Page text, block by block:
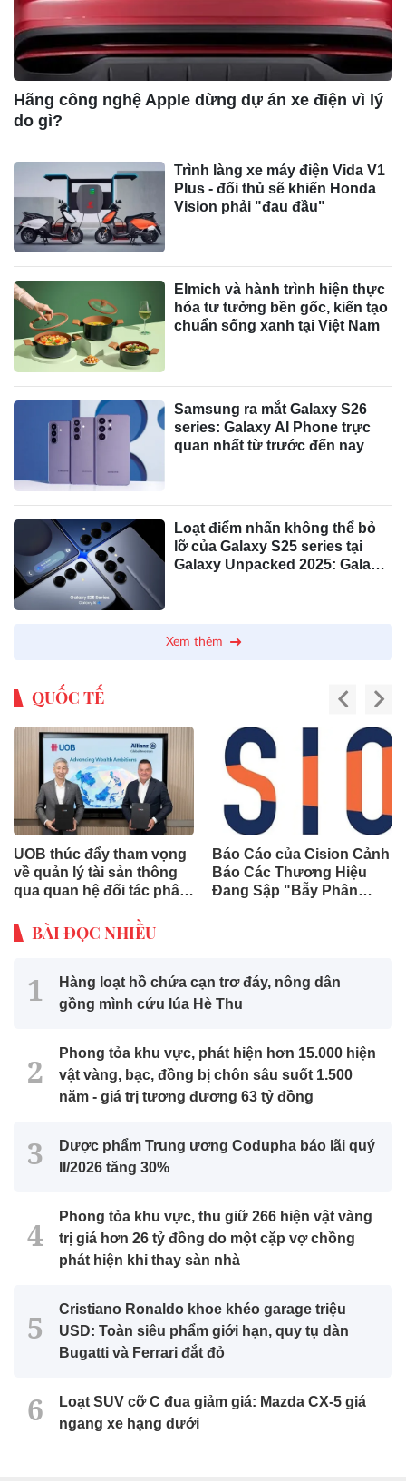
Hãng công nghệ Apple dừng dự án xe điện vì lý
do gì?
Trình làng xe máy điện Vida V1
Plus - đối thủ sẽ khiến Honda
Vision phải "đau đầu"
Elmich và hành trình hiện thực
hóa tư tưởng bền gốc, kiến tạo
chuẩn sống xanh tại Việt Nam
Samsung ra mắt Galaxy S26
series: Galaxy AI Phone trực
quan nhất từ trước đến nay
Loạt điểm nhấn không thể bỏ
lỡ của Galaxy S25 series tại
Galaxy Unpacked 2025: Galaxy
Xem thêm
QUỐC TẾ
UOB thúc đẩy tham vọng
về quản lý tài sản thông
qua quan hệ đối tác phân
Allianz Global Investors
Báo Cáo của Cision Cảnh
Báo Các Thương Hiệu
Đang Sập "Bẫy Phân
BÀI ĐỌC NHIỀU
Hàng loạt hồ chứa cạn trơ đáy, nông dân
gồng mình cứu lúa Hè Thu
Phong tỏa khu vực, phát hiện hơn 15.000 hiện
vật vàng, bạc, đồng bị chôn sâu suốt 1.500
năm - giá trị tương đương 63 tỷ đồng
Dược phẩm Trung ương Codupha báo lãi quý
II/2026 tăng 30%
Phong tỏa khu vực, thu giữ 266 hiện vật vàng
trị giá hơn 26 tỷ đồng do một cặp vợ chồng
phát hiện khi thay sàn nhà
Cristiano Ronaldo khoe khéo garage triệu
USD: Toàn siêu phẩm giới hạn, quy tụ dàn
Bugatti và Ferrari đắt đỏ
Loạt SUV cỡ C đua giảm giá: Mazda CX-5 giá
ngang xe hạng dưới